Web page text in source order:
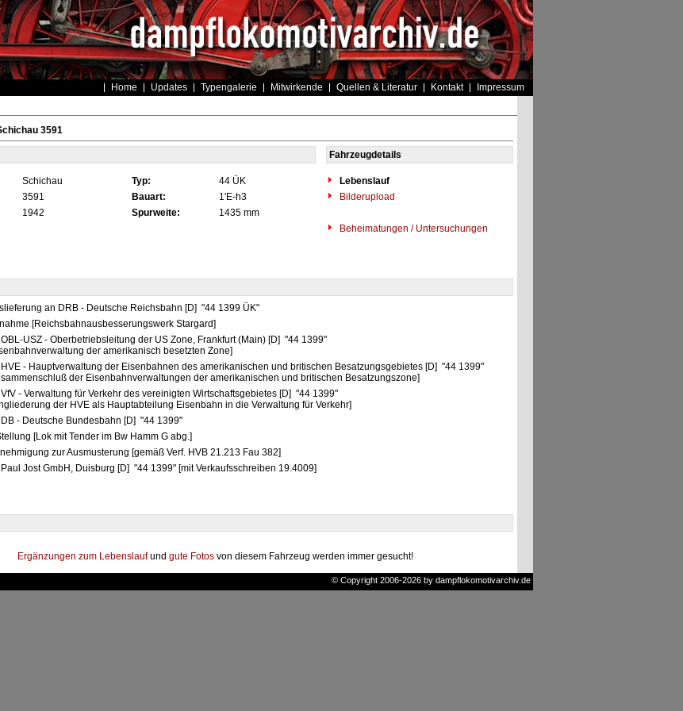
Home Updates Typengalerie Mitwirkende Quellen & Literatur Kontakt Impressum
3591
Fahrzeugdetails
Schichau Typ: 44 ÜK
Lebenslauf
3591 Bauart: 1'E-h3
Bilderupload
1942 Spurweite:
1435 mm
Beheimatungen / Untersuchungen
an DRB - Deutsche Reichsbahn [D] "44 1399 ÜK"
[Reichsbahnausbesserungswerk Stargard]
USZ - Oberbetriebsleitung der US Zone, Frankfurt (Main) [D] "44 1399"
der amerikanisch besetzten Zone]
- Hauptverwaltung der Eisenbahnen des amerikanischen und britischen Besatzungsgebietes [D] "44 1399"
der Eisenbahnverwaltungen der amerikanischen und britischen Besatzungszone]
- Verwaltung für Verkehr des vereinigten Wirtschaftsgebietes [D] "44 1399"
der HVE als Hauptabteilung Eisenbahn in die Verwaltung für Verkehr]
- Deutsche Bundesbahn [D] "44 1399"
[Lok mit Tender im Bw Hamm G abg.]
zur Ausmusterung [gemäß Verf. HVB 21.213 Fau 382]
Jost GmbH, Duisburg [D] "44 1399" [mit Verkaufsschreiben 19.4009]
Ergänzungen zum Lebenslaufund gute Fotos von diesem Fahrzeug werden immer gesucht!
© Copyright 2006-2026 by dampflokomotivarchiv.de